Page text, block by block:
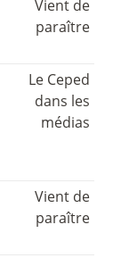
Vient de
paraître
Le Ceped
dans les
médias
Vient de
paraître